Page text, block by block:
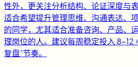
性外，更关注分析结构、论证深度与
适合希望提升管理思维、沟通表达、
的同学，尤其适合准备咨询、产品、
理岗位的人。建议每周稳定投入 8-12
复盘”节奏。